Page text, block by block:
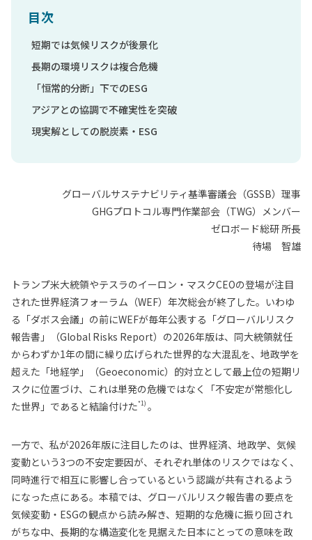
目次
短期では気候リスクが後景化
長期の環境リスクは複合危機
「恒常的分断」下でのESG
アジアとの協調で不確実性を突破
現実解としての脱炭素・ESG
グローバルサステナビリティ基準審議会（GSSB）理事
GHGプロトコル専門作業部会（TWG）メンバー
ゼロボード総研 所長
待場 智雄
トランプ米大統領やテスラのイーロン・マスクCEOの登場が注目
された世界経済フォーラム（WEF）年次総会が終了した。いわゆ
る「ダボス会議」の前にWEFが毎年公表する「グローバルリスク
報告書」（Global Risks Report）の2026年版は、同大統領就任
からわずか1年の間に繰り広げられた世界的な大混乱を、地政学を
超えた「地経学」（Geoeconomic）的対立として最上位の短期リ
スクに位置づけ、これは単発の危機ではなく「不安定が常態化し
た世界」であると結論付けた*1) 。
一方で、私が2026年版に注目したのは、世界経済、地政学、気候
変動という3つの不安定要因が、それぞれ単体のリスクではなく、
同時進行で相互に影響し合っているという認識が共有されるよう
になった点にある。本稿では、グローバルリスク報告書の要点を
気候変動・ESGの観点から読み解き、短期的な危機に振り回され
がちな中、長期的な構造変化を見据えた日本にとっての意味を政